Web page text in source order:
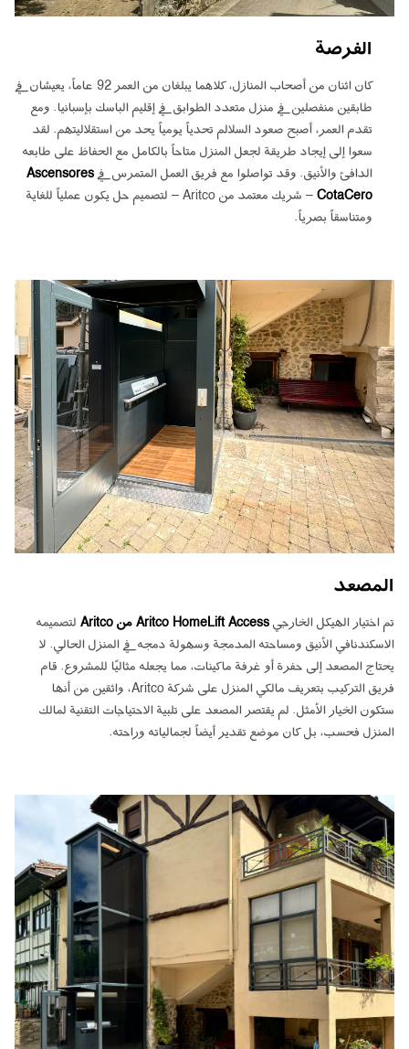
الفرصة
كان اثنان من أصحاب المنازل، كلاهما يبلغان من العمر 92 عاماً، يعيشان في
طابقين منفصلين في منزل متعدد الطوابق في إقليم الباسك بإسبانيا. ومع
تقدم العمر، أصبح صعود السلالم تحدياً يومياً يحد من استقلاليتهم. لقد
سعوا إلى إيجاد طريقة لجعل المنزل متاحاً بالكامل مع الحفاظ على طابعه
الدافئ والأنيق. وقد تواصلوا مع فريق العمل المتمرس فيAscensores
CotaCero
– شريك معتمد من Aritco – لتصميم حل يكون عملياً للغاية
ومتناسقاً بصرياً.
المصعد
تم اختيار الهيكل الخارجي Aritco HomeLift Access من Aritco
لتصميمه
الاسكندنافي الأنيق ومساحته المدمجة وسهولة دمجه في المنزل الحالي. لا
يحتاج المصعد إلى حفرة أو غرفة ماكينات، مما يجعله مثاليًا للمشروع. قام
فريق التركيب بتعريف مالكي المنزل على شركة Aritco، واثقين من أنها
ستكون الخيار الأمثل. لم يقتصر المصعد على تلبية الاحتياجات التقنية لمالك
المنزل فحسب، بل كان موضع تقدير أيضاً لجمالياته وراحته.